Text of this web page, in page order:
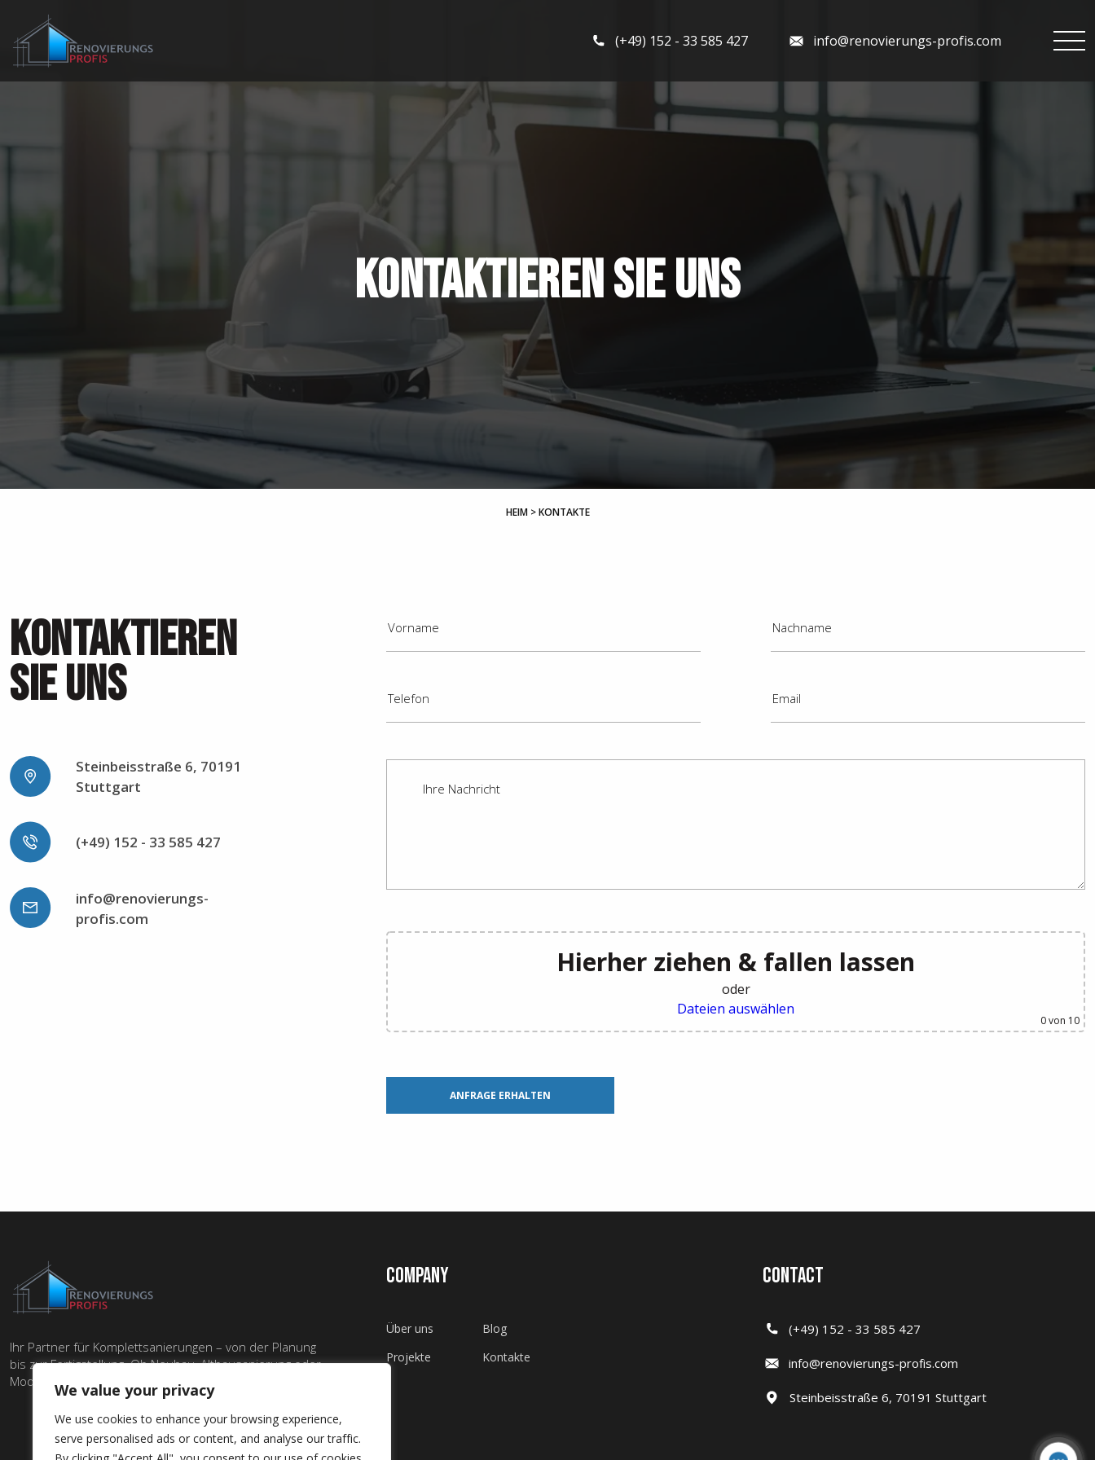
We value your privacy
We use cookies to enhance your browsing experience,
serve personalised ads or content, and analyse our traffic.
(+49) 152 - 33 585 427 info@renovierungs-profis.com
Kontaktieren Sie uns
HEIM>KONTAKTE
KONTAKTIEREN
SIE UNS
Steinbeisstraße 6, 70191
Stuttgart
(+49) 152 - 33 585 427
info@renovierungs-
profis.com
Hierher ziehen & fallen lassen
oder
Dateien auswählen
0von 10
ANFRAGE ERHALTEN
Ihr Partner für Komplettsanierungen – von der Planung
bis zur Fertigstellung. Ob Neubau, Altbausanierung oder
Modernisierung – wir liefern Qualität aus einer Hand.
COMPANY
Über uns
Projekte
Blog
Kontakte
CONTACT
(+49) 152 - 33 585 427
info@renovierungs-profis.com
Steinbeisstraße 6, 70191 Stuttgart